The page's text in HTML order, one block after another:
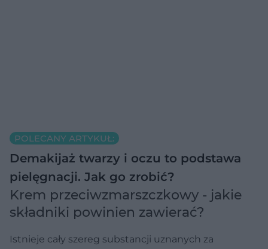
POLECANY ARTYKUŁ:
Demakijaż twarzy i oczu to podstawa
pielęgnacji. Jak go zrobić?
Krem przeciwzmarszczkowy - jakie
składniki powinien zawierać?
Istnieje cały szereg substancji uznanych za